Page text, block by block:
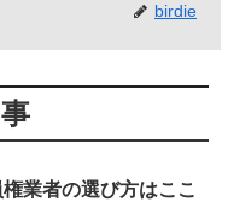
birdie
業者の選び方はここ